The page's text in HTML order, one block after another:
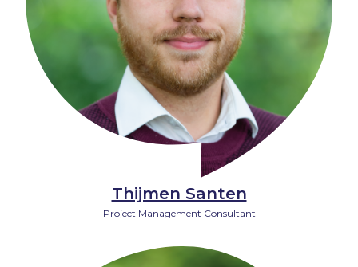
Thijmen Santen
Project Management Consultant